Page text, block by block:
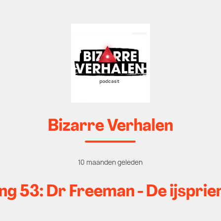
Bizarre Verhalen
10 maanden geleden
53: Dr Freeman - De